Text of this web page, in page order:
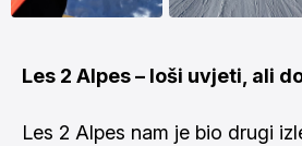
Les 2 Alpes – loši uvjeti, ali
Les 2 Alpes nam je bio drugi